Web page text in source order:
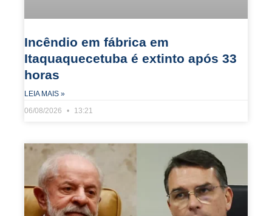
Incêndio em fábrica em
Itaquaquecetuba é extinto após 33
horas
LEIA MAIS »
06/08/2026
13:21